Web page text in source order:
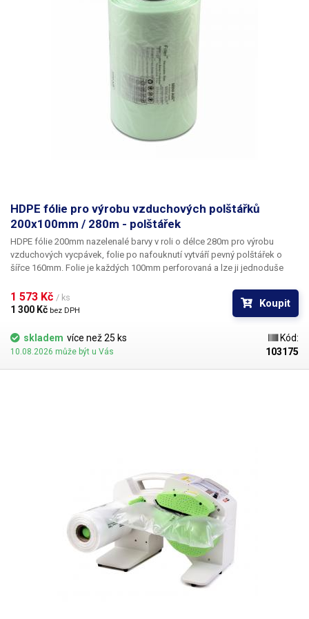
jsou schopné odolat zátěži 10-100kg.
HDPE fólie pro výrobu vzduchových polštářků
200x100mm / 280m - polštářek
HDPE fólie 200mm nazelenalé barvy v roli o délce 280m pro výrobu
vzduchových vycpávek, folie po nafouknutí vytváří pevný polštářek o
šířce 160mm. Folie je každých 100mm perforovaná a lze ji jednoduše
nafouknutí) nebo vytvořit libovolně dlouhý pás vycpávky o šířce 160mm.
Folie odolá síle tlaku až 20kg, je velice pevná a pružná.
Vzduchové
polštářky se vkládají do volného prostoru v krabici kolem baleného
zboží, zabraňují pohybu výrobku v krabici a vytváří tzv. airbag pro vaše
výrobky a minimalizují riziko poškození přepravovaného zboží.
Polštářky a bublinkové folie různých délek a velikosti jsou skvělý
obalový materiál pro nejrůznější křehké výrobky jako je například: sklo a
materiálů HDPE a LDPE, nafouknuté polštářky jsou schopné odolat
1 573 Kč / ks
1 300 Kč bez DPH
Koupit
skladem více než 25 ks
10.08.2026 může být u Vás
Kód:
103175